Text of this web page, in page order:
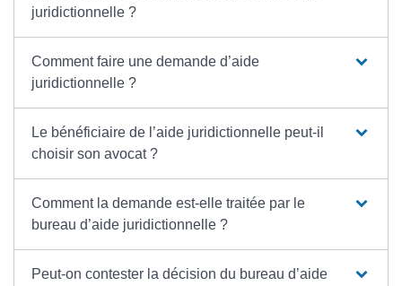
juridictionnelle ?
Comment faire une demande d’aide
juridictionnelle ?
Le bénéficiaire de l’aide juridictionnelle peut-il
choisir son avocat ?
Comment la demande est-elle traitée par le
bureau d’aide juridictionnelle ?
Peut-on contester la décision du bureau d’aide